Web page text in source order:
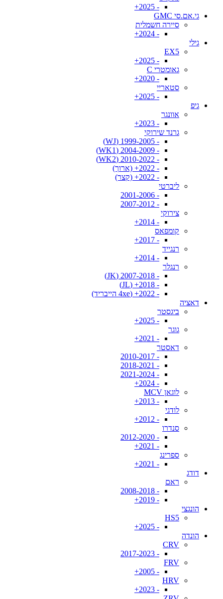
- 2025+
גי.אם.סי GMC
סיירה חשמלית
- 2024+
גילי
EX5
- 2025+
גאומטרי C
- 2020+
סטאריי
- 2025+
גיפ
אוונגר
- 2023+
גרנד שירוקי
- 1999-2005 (WJ)
- 2004-2009 (WK1)
- 2010-2022 (WK2)
- 2022+ (ארוך)
- 2022+ (קצר)
ליברטי
- 2001-2006
- 2007-2012
צירוקי
- 2014+
קומפאס
- 2017+
רנגייד
- 2014+
רנגלר
- 2007-2018 (JK)
- 2018+ (JL)
- 2022+ (4xe הייבריד)
דאציה
ביגסטר
- 2025+
גוגר
- 2021+
דאסטר
- 2010-2017
- 2018-2021
- 2021-2024
- 2024+
לוגאן MCV
- 2013+
לודגי
- 2012+
סנדרו
- 2012-2020
- 2021+
ספרינג
- 2021+
דודג
ראם
- 2008-2018
- 2019+
הונגצי
HS5
- 2025+
הונדה
CRV
- 2017-2023
FRV
- 2005+
HRV
- 2023+